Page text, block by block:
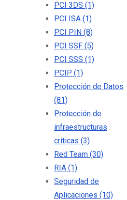
PCI 3DS (1)
PCI ISA (1)
PCI PIN (8)
PCI SSF (5)
PCI SSS (1)
PCIP (1)
Protección de Datos
(81)
Protección de
infraestructuras
críticas (3)
Red Team (30)
RIA (1)
Seguridad de
Aplicaciones (10)